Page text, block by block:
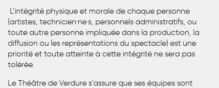
L’intégrité physique et morale de chaque personne
(artistes, technicien·ne·s, personnels administratifs, ou
toute autre personne impliquée dans la production, la
diffusion ou les représentations du spectacle) est une
priorité et toute atteinte à cette intégrité ne sera pas
tolérée.
Le Théâtre de Verdure s’assure que ses équipes sont